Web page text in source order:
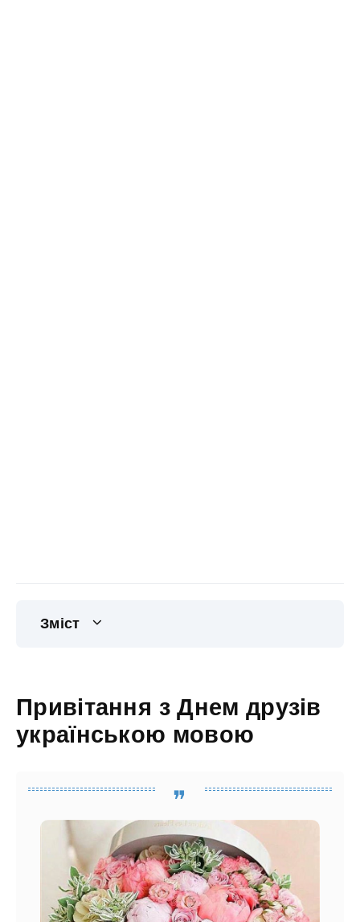
Зміст
Привітання з Днем друзів
українською мовою